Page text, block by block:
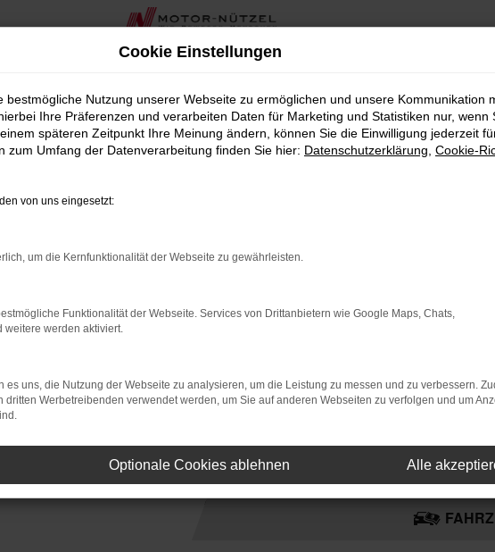
Cookie Einstellungen
bestmögliche Nutzung unserer Webseite zu ermöglichen und unsere Kommunikation
Ihre Präferenzen und verarbeiten Daten für Marketing und Statistiken nur, wenn
späteren Zeitpunkt Ihre Meinung ändern, können Sie die Einwilligung jederzeit
zum Umfang der Datenverarbeitung finden Sie hier: Datenschutzerklärung Cookie-
von uns eingesetzt:
um die Kernfunktionalität der Webseite zu gewährleisten.
Funktionalität der Webseite. Services von Drittanbietern wie Google Maps, Chats,
weitere werden aktiviert.
es uns, die Nutzung der Webseite zu analysieren, um die Leistung zu messen und zu verbessern.
dritten Werbetreibenden verwendet werden, um Sie auf anderen Webseiten zu verfolgen und um
Optionale Cookies ablehnen Alle